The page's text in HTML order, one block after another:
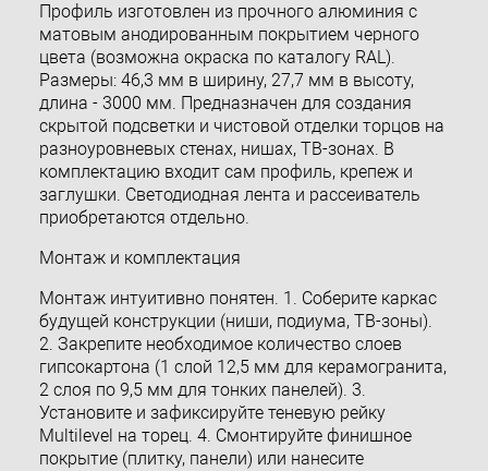
Профиль изготовлен из прочного алюминия с
матовым анодированным покрытием черного
цвета (возможна окраска по каталогу RAL).
Размеры: 46,3 мм в ширину, 27,7 мм в высоту,
длина - 3000 мм. Предназначен для создания
скрытой подсветки и чистовой отделки торцов на
разноуровневых стенах, нишах, ТВ-зонах. В
комплектацию входит сам профиль, крепеж и
заглушки. Светодиодная лента и рассеиватель
приобретаются отдельно.
Монтаж и комплектация
Монтаж интуитивно понятен. 1. Соберите каркас
будущей конструкции (ниши, подиума, ТВ-зоны).
2. Закрепите необходимое количество слоев
гипсокартона (1 слой 12,5 мм для керамогранита,
2 слоя по 9,5 мм для тонких панелей). 3.
Установите и зафиксируйте теневую рейку
Multilevel на торец. 4. Смонтируйте финишное
покрытие (плитку, панели) или нанесите